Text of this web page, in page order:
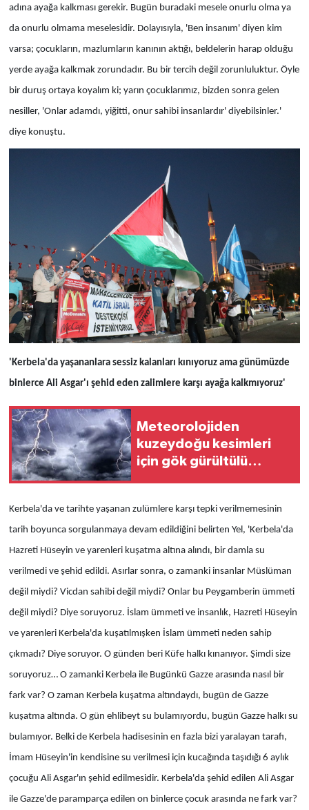
adına ayağa kalkması gerekir. Bugün buradaki mesele onurlu olma ya
da onurlu olmama meselesidir. Dolayısıyla, 'Ben insanım' diyen kim
varsa; çocukların, mazlumların kanının aktığı, beldelerin harap olduğu
yerde ayağa kalkmak zorundadır. Bu bir tercih değil zorunluluktur. Öyle
bir duruş ortaya koyalım ki; yarın çocuklarımız, bizden sonra gelen
nesiller, 'Onlar adamdı, yiğitti, onur sahibi insanlardır' diyebilsinler.'
diye konuştu.
'Kerbela'da yaşananlara sessiz kalanları kınıyoruz ama günümüzde
binlerce Ali Asgar'ı şehid eden zalimlere karşı ayağa kalkmıyoruz'
Meteorolojiden
kuzeydoğu kesimleri
için gök gürültülü
Kerbela'da ve tarihte yaşanan zulümlere karşı tepki verilmemesinin
tarih boyunca sorgulanmaya devam edildiğini belirten Yel, 'Kerbela'da
Hazreti Hüseyin ve yarenleri kuşatma altına alındı, bir damla su
verilmedi ve şehid edildi. Asırlar sonra, o zamanki insanlar Müslüman
değil miydi? Vicdan sahibi değil miydi? Onlar bu Peygamberin ümmeti
değil miydi? Diye soruyoruz. İslam ümmeti ve insanlık, Hazreti Hüseyin
ve yarenleri Kerbela'da kuşatılmışken İslam ümmeti neden sahip
çıkmadı? Diye soruyor. O günden beri Küfe halkı kınanıyor. Şimdi size
soruyoruz… O zamanki Kerbela ile Bugünkü Gazze arasında nasıl bir
fark var? O zaman Kerbela kuşatma altındaydı, bugün de Gazze
kuşatma altında. O gün ehlibeyt su bulamıyordu, bugün Gazze halkı su
bulamıyor. Belki de Kerbela hadisesinin en fazla bizi yaralayan tarafı,
İmam Hüseyin'in kendisine su verilmesi için kucağında taşıdığı 6 aylık
çocuğu Ali Asgar'ın şehid edilmesidir. Kerbela'da şehid edilen Ali Asgar
ile Gazze'de paramparça edilen on binlerce çocuk arasında ne fark var?